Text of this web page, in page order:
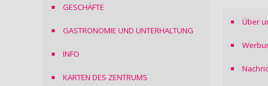
GESCHÄFTE
GASTRONOMIE UND UNTERHALTUNG
INFO
KARTEN DES ZENTRUMS
Über